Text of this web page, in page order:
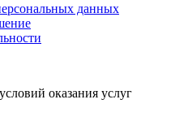
данных
оказания услуг